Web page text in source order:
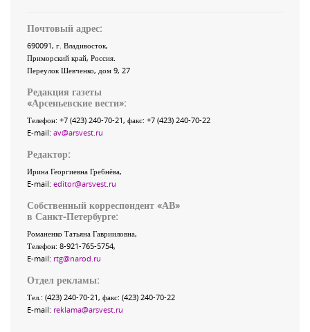
Почтовый адрес:
690091, г. Владивосток,
Приморский край, Россия.
Переулок Шевченко, дом 9, 27
Редакция газеты
«Арсеньевские вести»:
Телефон: +7 (423) 240-70-21, факс: +7 (423) 240-70-22
E-mail: av@arsvest.ru
Редактор:
Ирина Георгиевна Гребнёва,
E-mail: editor@arsvest.ru
Собственный корреспондент «АВ»
в Санкт-Петербурге:
Романенко Татьяна Гаврииловна,
Телефон: 8-921-765-5754,
E-mail: rtg@narod.ru
Отдел рекламы:
Тел.: (423) 240-70-21, факс: (423) 240-70-22
E-mail: reklama@arsvest.ru